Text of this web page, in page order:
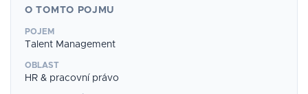
O TOMTO POJMU
POJEM
Talent Management
OBLAST
HR & pracovní právo